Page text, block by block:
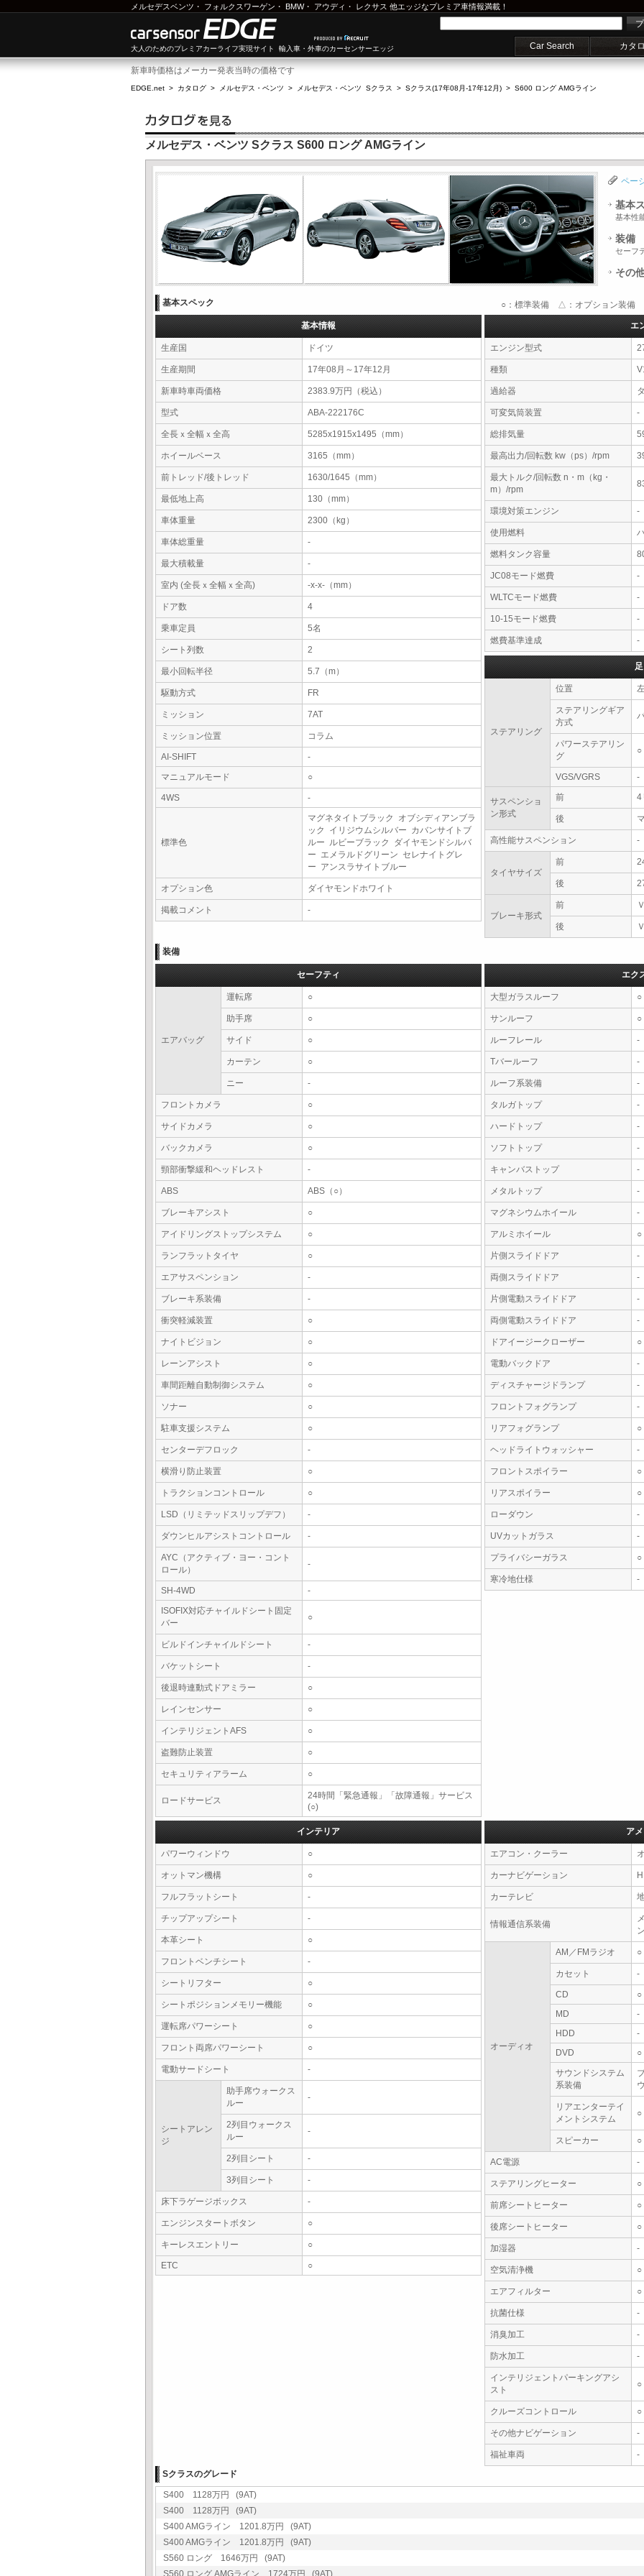
メルセデスベンツ ・ フォルクスワーゲン ・ BMW・ アウディ ・ レクサス 他エッジなプレミア車情報満載！
大人のためのプレミアカーライフ実現サイト 輸入車・外車のカーセンサーエッジ Car Search カタ
新車時価格はメーカー発表当時の価格です
EDGE.net > カタログ > メルセデス・ベンツ > メルセデス・ベンツ Sクラス > Sクラス(17年08月-17年12月) > S600 ロング AMGライン
メルセデス・ベンツ Sクラス S600 ロング AMGライン
ペー
基本
基本性
装備
セーフ
その
基本スペック ○：標準装備 △：オプション装備 -
基本情報
生産国 ドイツ
生産期間 17年08月～17年12月
新車時車両価格 2383.9万円（税込）
型式 ABA-222176C
全長ｘ全幅ｘ全高 5285x1915x1495（mm）
ホイールベース 3165（mm）
前トレッド/後トレッド 1630/1645（mm）
最低地上高 130（mm）
車体重量 2300（kg）
車体総重量 -
最大積載量 -
室内 (全長ｘ全幅ｘ全高) -x-x-（mm）
ドア数 4
乗車定員 5名
シート列数 2
最小回転半径 5.7（m）
駆動方式 FR
ミッション 7AT
ミッション位置 コラム
AI-SHIFT
-
マニュアルモード
○
4WS -
標準色
マグネタイトブラック オブシディアンブラ
ック イリジウムシルバー カバンサイトブ
ルー ルビーブラック ダイヤモンドシルバ
ー エメラルドグリーン セレナイトグレ
ー アンスラサイトブルー
オプション色 ダイヤモンドホワイト
掲載コメント -
エ
エンジン型式
種類
過給器
可変気筒装置 -
総排気量
最高出力/回転数 kw（ps）/rpm
最大トルク/回転数 n・m（kg・
m）/rpm
環境対策エンジン -
使用燃料
燃料タンク容量
JC08モード燃費 -
WLTCモード燃費 -
10-15モード燃費 -
燃費基準達成 -
ステアリング
位置
ステアリングギア
方式
パワーステアリン
グ
○
VGS/VGRS -
サスペンショ
ン形式
前 4
後
高性能サスペンション -
タイヤサイズ
前
後
ブレーキ形式
前
後
装備
セーフティ
エアバッグ
運転席 ○
助手席 ○
サイド ○
カーテン ○
ニー -
フロントカメラ ○
サイドカメラ ○
バックカメラ ○
頸部衝撃緩和ヘッドレスト -
ABS ABS（○）
ブレーキアシスト ○
アイドリングストップシステム ○
ランフラットタイヤ ○
エアサスペンション -
ブレーキ系装備 -
衝突軽減装置 ○
ナイトビジョン ○
レーンアシスト ○
車間距離自動制御システム ○
ソナー ○
駐車支援システム ○
センターデフロック -
横滑り防止装置 ○
トラクションコントロール ○
LSD（リミテッドスリップデフ） -
ダウンヒルアシストコントロール -
AYC（アクティブ・ヨー・コント
ロール）
-
SH-4WD
-
ISOFIX対応チャイルドシート固定
バー
○
ビルドインチャイルドシート -
バケットシート -
後退時連動式ドアミラー ○
レインセンサー ○
インテリジェントAFS ○
盗難防止装置 ○
セキュリティアラーム ○
ロードサービス
24時間「緊急通報」「故障通報」サービス
(○)
エク
大型ガラスルーフ ○
サンルーフ ○
ルーフレール -
Tバールーフ -
ルーフ系装備 -
タルガトップ -
ハードトップ -
ソフトトップ -
キャンバストップ -
メタルトップ -
マグネシウムホイール -
アルミホイール ○
片側スライドドア -
両側スライドドア -
片側電動スライドドア -
両側電動スライドドア -
ドアイージークローザー ○
電動バックドア -
ディスチャージドランプ -
フロントフォグランプ -
リアフォグランプ ○
ヘッドライトウォッシャー -
フロントスポイラー ○
リアスポイラー ○
ローダウン -
UVカットガラス -
プライバシーガラス ○
寒冷地仕様 -
インテリア
パワーウィンドウ ○
オットマン機構 ○
フルフラットシート -
チップアップシート -
本革シート ○
フロントベンチシート -
シートリフター ○
シートポジションメモリー機能 ○
運転席パワーシート ○
フロント両席パワーシート ○
電動サードシート -
シートアレン
ジ
助手席ウォークス
ルー
-
2列目ウォークス
ルー
-
2列目シート -
3列目シート -
床下ラゲージボックス -
エンジンスタートボタン ○
キーレスエントリー ○
ETC ○
ア
エアコン・クーラー
カーナビゲーション
カーテレビ
情報通信系装備
オーディオ
AM／FMラジオ ○
カセット -
CD
○
MD
-
HDD
-
DVD
○
サウンドシステム
系装備
リアエンターテイ
メントシステム
○
スピーカー ○
AC電源 -
ステアリングヒーター ○
前席シートヒーター ○
後席シートヒーター ○
加湿器 -
空気清浄機 ○
エアフィルター ○
抗菌仕様 -
消臭加工 -
防水加工 -
インテリジェントパーキングアシ
スト
○
クルーズコントロール ○
その他ナビゲーション -
福祉車両
-
Sクラスのグレード
S400 1128万円 (9AT)
S400 1128万円 (9AT)
S400 AMGライン 1201.8万円 (9AT)
S400 AMGライン 1201.8万円 (9AT)
S560 ロング 1646万円 (9AT)
S560 ロング AMGライン 1724万円 (9AT)